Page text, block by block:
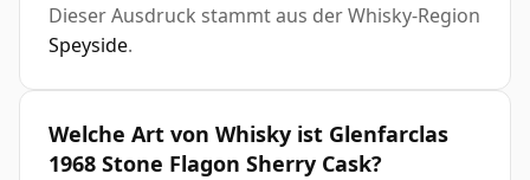
Dieser Ausdruck stammt aus der Whisky-Region
Speyside.
Welche Art von Whisky ist Glenfarclas
1968 Stone Flagon Sherry Cask?